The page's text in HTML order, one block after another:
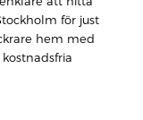
för just
hem med